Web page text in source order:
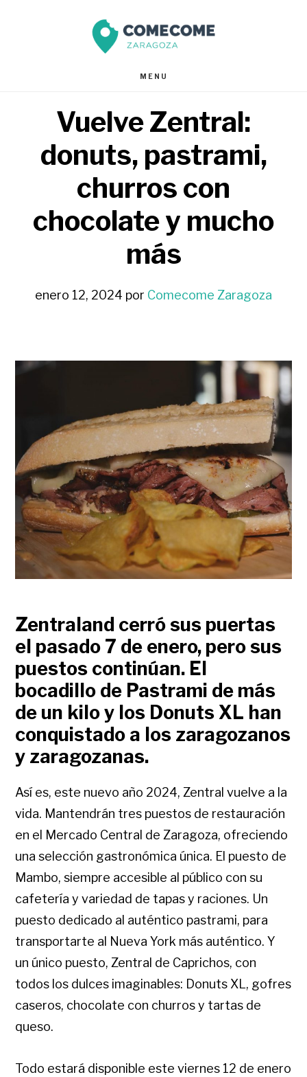
MENU
Vuelve Zentral:
donuts, pastrami,
churros con
chocolate y mucho
más
enero 12, 2024 por Comecome Zaragoza
Zentraland cerró sus puertas
el pasado 7 de enero, pero sus
puestos continúan. El
bocadillo de Pastrami de más
de un kilo y los Donuts XL han
conquistado a los zaragozanos
y zaragozanas.
Así es, este nuevo año 2024, Zentral vuelve a la
vida. Mantendrán tres puestos de restauración
en el Mercado Central de Zaragoza, ofreciendo
una selección gastronómica única. El puesto de
Mambo, siempre accesible al público con su
cafetería y variedad de tapas y raciones. Un
puesto dedicado al auténtico pastrami, para
transportarte al Nueva York más auténtico. Y
un único puesto, Zentral de Caprichos, con
todos los dulces imaginables: Donuts XL, gofres
caseros, chocolate con churros y tartas de
queso.
Todo estará disponible este viernes 12 de enero